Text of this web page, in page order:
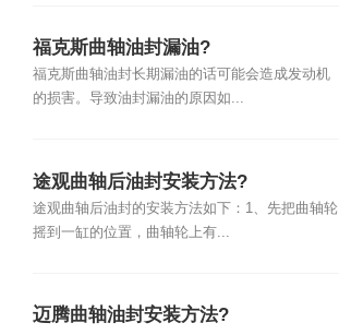
福克斯曲轴油封漏油?
福克斯曲轴油封长期漏油的话可能会造成发动机
的损害。导致油封漏油的原因如...
途观曲轴后油封安装方法?
途观曲轴后油封的安装方法如下：1、先把曲轴轮
摇到一缸的位置，曲轴轮上有...
迈腾曲轴油封安装方法?